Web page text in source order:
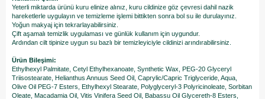
Yeterli miktarda ürünü kuru elinize alınız, kuru cildinize göz çevresi dahil nazik
hareketlerle uygulayın ve temizleme işlemi bittikten sonra bol su ile durulayınız.
Yoğun makyaj için tekrarlayabilirsiniz.
Çift aşamalı temizlik uygulaması ve günlük kullanım için uygundur.
​Ardından cilt tipinize uygun su bazlı bir temizleyiciyle cildinizi arındırabilirsiniz.
Ürün Bileşimi:
Ethylhexyl Palmitate, Cetyl Ethylhexanoate, Synthetic Wax, PEG-20 Glyceryl
Triisostearate, Helianthus Annuus Seed Oil, Caprylic/Capric Triglyceride, Aqua,
Olive Oil PEG-7 Esters, Ethylhexyl Stearate, Polyglyceryl-3 Polyricinoleate, Sorbitan
Oleate, Macadamia Oil, Vitis Vinifera Seed Oil, Babassu Oil Glycereth-8 Esters,